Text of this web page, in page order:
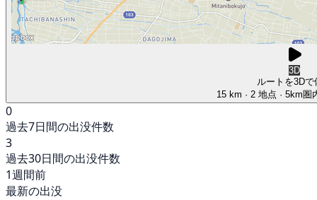
3D
ルートを3Dで
15 km · 2 地点 · 5km圏
0
過去7日間の出没件数
3
過去30日間の出没件数
1週間前
最新の出没